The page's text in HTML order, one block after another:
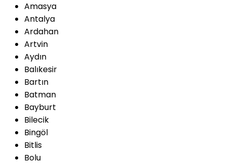
Amasya
Antalya
Ardahan
Artvin
Aydın
Balıkesir
Bartın
Batman
Bayburt
Bilecik
Bingöl
Bitlis
Bolu